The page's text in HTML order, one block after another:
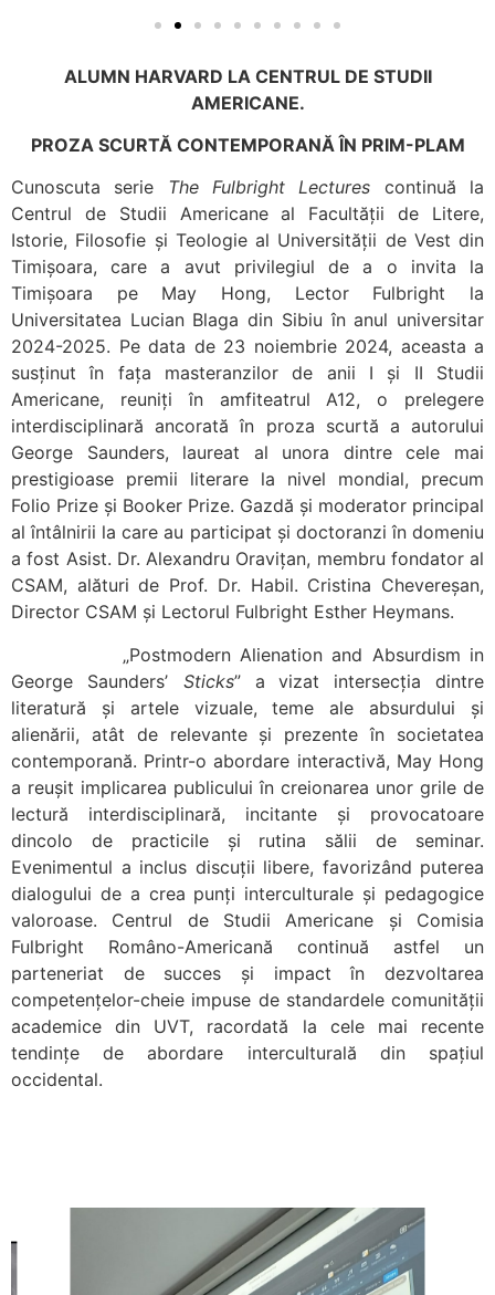
ALUMN HARVARD LA CENTRUL DE STUDII
AMERICANE.
PROZA SCURTĂ CONTEMPORANĂ ÎN PRIM-PLAM
Cunoscuta serie The Fulbright Lectures continuă la
Centrul de Studii Americane al Facultății de Litere,
Istorie, Filosofie și Teologie al Universității de Vest din
Timișoara, care a avut privilegiul de a o invita la
Timișoara pe May Hong, Lector Fulbright la
Universitatea Lucian Blaga din Sibiu în anul universitar
2024-2025. Pe data de 23 noiembrie 2024, aceasta a
susținut în fața masteranzilor de anii I și II Studii
Americane, reuniți în amfiteatrul A12, o prelegere
interdisciplinară ancorată în proza scurtă a autorului
George Saunders, laureat al unora dintre cele mai
prestigioase premii literare la nivel mondial, precum
Folio Prize și Booker Prize. Gazdă și moderator principal
al întâlnirii la care au participat și doctoranzi în domeniu
a fost Asist. Dr. Alexandru Oravițan, membru fondator al
CSAM, alături de Prof. Dr. Habil. Cristina Chevereșan,
Director CSAM și Lectorul Fulbright Esther Heymans.
„Postmodern Alienation and Absurdism in
George Saundersʼ Sticks” a vizat intersecția dintre
literatură și artele vizuale, teme ale absurdului și
alienării, atât de relevante și prezente în societatea
contemporană. Printr-o abordare interactivă, May Hong
a reușit implicarea publicului în creionarea unor grile de
lectură interdisciplinară, incitante și provocatoare
dincolo de practicile și rutina sălii de seminar.
Evenimentul a inclus discuții libere, favorizând puterea
dialogului de a crea punți interculturale și pedagogice
valoroase. Centrul de Studii Americane și Comisia
Fulbright Româno-Americană continuă astfel un
parteneriat de succes și impact în dezvoltarea
competențelor-cheie impuse de standardele comunității
academice din UVT, racordată la cele mai recente
tendințe de abordare interculturală din spațiul
occidental.